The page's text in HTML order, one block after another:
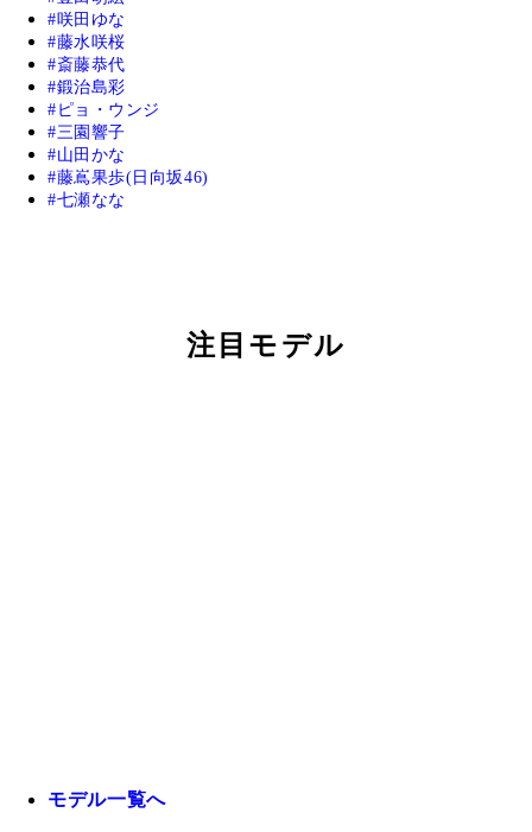
咲田ゆな
藤水咲桜
斎藤恭代
鍛治島彩
ピョ・ウンジ
三園響子
山田かな
藤嶌果歩(日向坂46)
七瀬なな
注目モデル
モデル一覧へ